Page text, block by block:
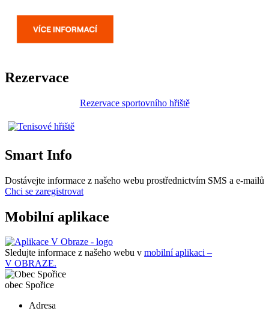
Rezervace
Rezervace sportovního hřiště
Smart Info
Dostávejte informace z našeho webu prostřednictvím SMS a e-mailů
Chci se zaregistrovat
Mobilní aplikace
Sledujte informace z našeho webu v mobilní aplikaci –
V OBRAZE.
obec Spořice
Adresa